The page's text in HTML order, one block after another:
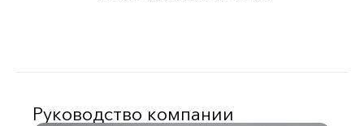
Руководство компании